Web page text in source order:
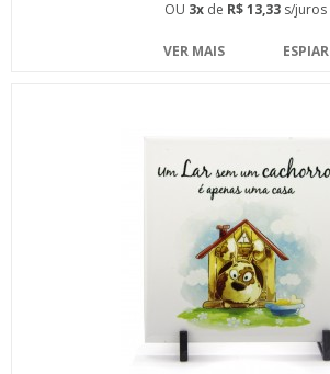
OU 3x de R$ 13,33 s/juros
VER MAIS ESPIAR